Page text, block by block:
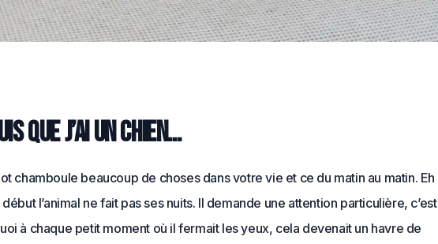
que j’ai un chien…
chamboule beaucoup de choses dans votre vie et ce du matin au matin. Eh
début l’animal ne fait pas ses nuits. Il demande une attention particulière, c’est
à chaque petit moment où il fermait les yeux, cela devenait un havre de